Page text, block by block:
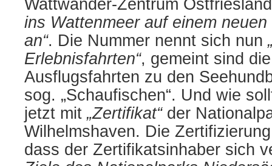
Wattwander-Zentrum Ostfriesland
ins Wattenmeer auf einem
an“. Die Nummer nennt sich nun
Erlebnisfahrten“, gemeint sind
Ausflugsfahrten zu den
sog. „Schaufischen“. Und wie
jetzt mit „Zertifikat“der
Wilhelmshaven. Die
dass der Zertifikatsinhaber sich